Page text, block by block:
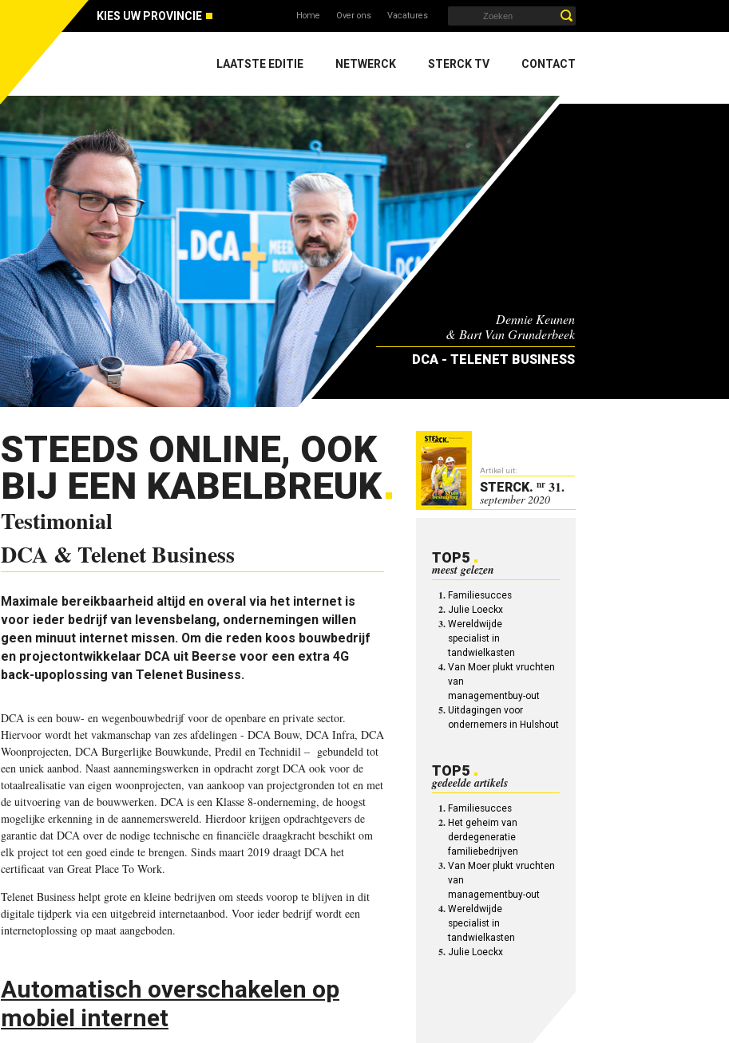
KIES UW PROVINCIE Home Over ons Vacatures
LAATSTE EDITIE NETWERCK STERCK TV CONTACT
Dennie Keunen
& Bart Van Grunderbeek
DCA - TELENET BUSINESS
STEEDS ONLINE, OOK
BIJ EEN KABELBREUK
Testimonial
DCA & Telenet Business
Maximale bereikbaarheid altijd en overal via het internet is
voor ieder bedrijf van levensbelang, ondernemingen willen
geen minuut internet missen. Om die reden koos bouwbedrijf
en projectontwikkelaar DCA uit Beerse voor een extra 4G
back-upoplossing van Telenet Business.
DCA is een bouw- en wegenbouwbedrijf voor de openbare en private sector.
Hiervoor wordt het vakmanschap van zes afdelingen - DCA Bouw, DCA Infra, DCA
Woonprojecten, DCA Burgerlijke Bouwkunde, Predil en Technidil – gebundeld tot
een uniek aanbod. Naast aannemingswerken in opdracht zorgt DCA ook voor de
totaalrealisatie van eigen woonprojecten, van aankoop van projectgronden tot en met
de uitvoering van de bouwwerken. DCA is een Klasse 8-onderneming, de hoogst
mogelijke erkenning in de aannemerswereld. Hierdoor krijgen opdrachtgevers de
garantie dat DCA over de nodige technische en financiële draagkracht beschikt om
elk project tot een goed einde te brengen. Sinds maart 2019 draagt DCA het
certificaat van Great Place To Work.
Telenet Business helpt grote en kleine bedrijven om steeds voorop te blijven in dit
digitale tijdperk via een uitgebreid internetaanbod. Voor ieder bedrijf wordt een
internetoplossing op maat aangeboden.
Automatisch overschakelen op
mobiel internet
Artikel uit:
STERCK. nr 31.
september 2020
TOP5
meest gelezen
Familiesucces
Julie Loeckx
Wereldwijde
specialist in
tandwielkasten
Van Moer plukt vruchten
van
managementbuy-out
Uitdagingen voor
ondernemers in Hulshout
TOP5
gedeelde artikels
Familiesucces
Het geheim van
derdegeneratie
familiebedrijven
Van Moer plukt vruchten
van
managementbuy-out
Wereldwijde
specialist in
tandwielkasten
Julie Loeckx